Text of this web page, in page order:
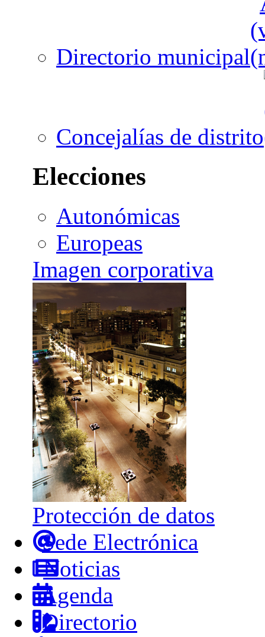
Directorio municipal
Concejalías de distrito
Elecciones
Autonómicas
Europeas
Imagen corporativa
Protección de datos
Sede Electrónica
Noticias
Agenda
Directorio